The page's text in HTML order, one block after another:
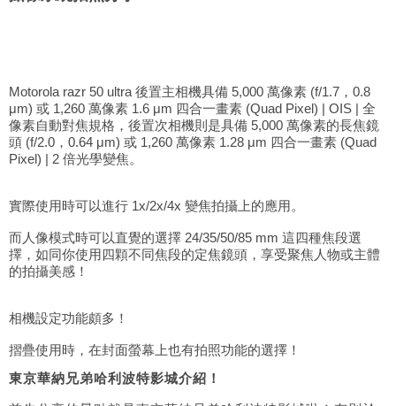
Motorola razr 50 ultra 後置主相機具備 5,000 萬像素 (f/1.7，0.8
μm) 或 1,260 萬像素 1.6 μm 四合一畫素 (Quad Pixel) | OIS | 全
像素自動對焦規格，後置次相機則是具備 5,000 萬像素的長焦鏡
頭 (f/2.0，0.64 μm) 或 1,260 萬像素 1.28 μm 四合一畫素 (Quad
Pixel) | 2 倍光學變焦。
實際使用時可以進行 1x/2x/4x 變焦拍攝上的應用。
而人像模式時可以直覺的選擇 24/35/50/85 mm 這四種焦段選
擇，如同你使用四顆不同焦段的定焦鏡頭，享受聚焦人物或主體
的拍攝美感！
相機設定功能頗多！
摺疊使用時，在封面螢幕上也有拍照功能的選擇！
東京華納兄弟哈利波特影城介紹！